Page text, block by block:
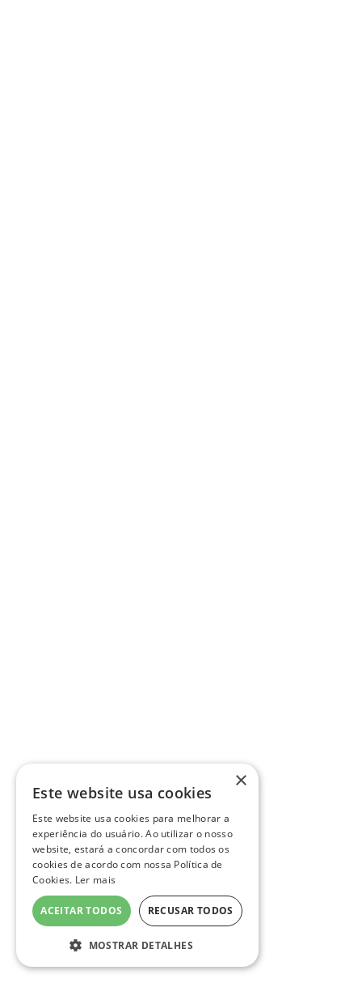
×
Este website usa cookies
Este website usa cookies para melhorar a
experiência do usuário. Ao utilizar o nosso
website, estará a concordar com todos os
cookies de acordo com nossa Política de
Cookies. Ler mais
ACEITAR TODOS RECUSAR TODOS
MOSTRAR DETALHES